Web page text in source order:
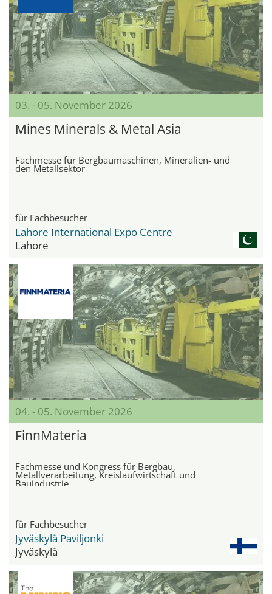
03. - 05. November 2026
Mines Minerals & Metal Asia
Fachmesse für Bergbaumaschinen, Mineralien- und
den Metallsektor
für Fachbesucher
Lahore International Expo Centre
Lahore
04. - 05. November 2026
FinnMateria
Fachmesse und Kongress für Bergbau,
Metallverarbeitung, Kreislaufwirtschaft und
Bauindustrie
für Fachbesucher
Jyväskylä Paviljonki
Jyväskylä